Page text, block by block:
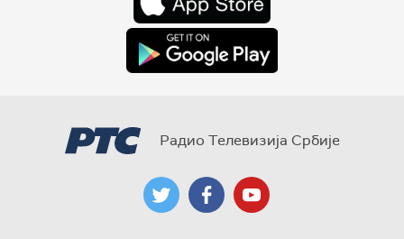
Радио Телевизија Србије